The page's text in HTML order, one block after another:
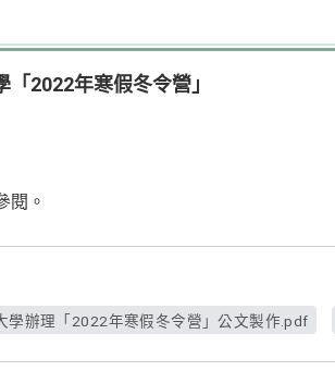
「2022年寒假冬令營」
閱。
學辦理「2022年寒假冬令營」公文製作.pdf